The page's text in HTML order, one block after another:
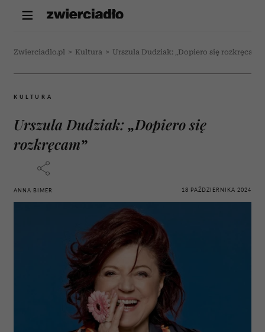
Zwierciadlo.pl > Kultura > Urszula Dudziak: „Dopiero się rozkręcam”
KULTURA
Urszula Dudziak: „Dopiero się
rozkręcam”
ANNA BIMER 18 PAŹDZIERNIKA 2024